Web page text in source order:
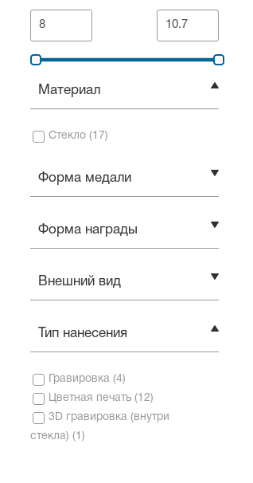
Материал
Стекло (17)
Форма медали
Форма награды
Внешний вид
Тип нанесения
Гравировка (4)
Цветная печать (12)
3D гравировка (внутри
стекла) (1 )